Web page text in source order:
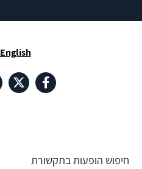
English
חיפוש הופעות בתקשורת